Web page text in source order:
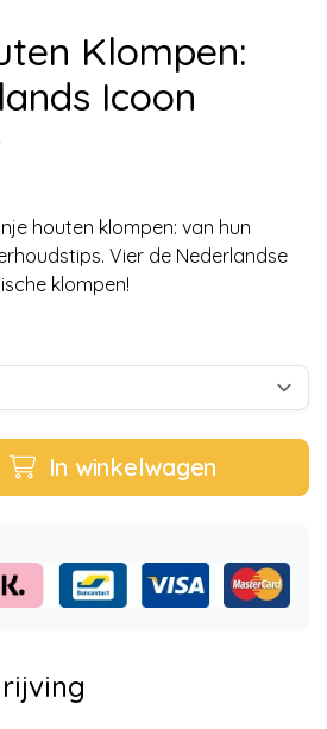
Klompen:
Icoon
houten klompen: van hun
Vier de Nederlandse
klompen!
In winkelwagen